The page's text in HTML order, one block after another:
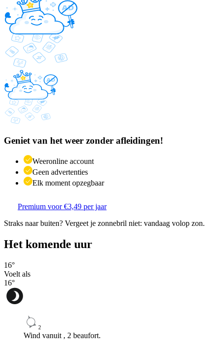
Geniet van het weer zonder afleidingen!
Weeronline account
Geen advertenties
Elk moment opzegbaar
Premium voor €3,49 per jaar
Straks naar buiten? Vergeet je zonnebril niet: vandaag volop zon.
Het komende uur
16°
Voelt als
16°
2
Wind vanuit , 2 beaufort.